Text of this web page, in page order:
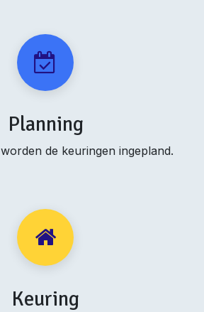
Planning
worden de keuringen ingepland.
Keuring